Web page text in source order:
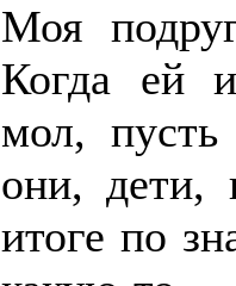
Моя
Когда ей
мол, пусть
они, дети,
итоге по